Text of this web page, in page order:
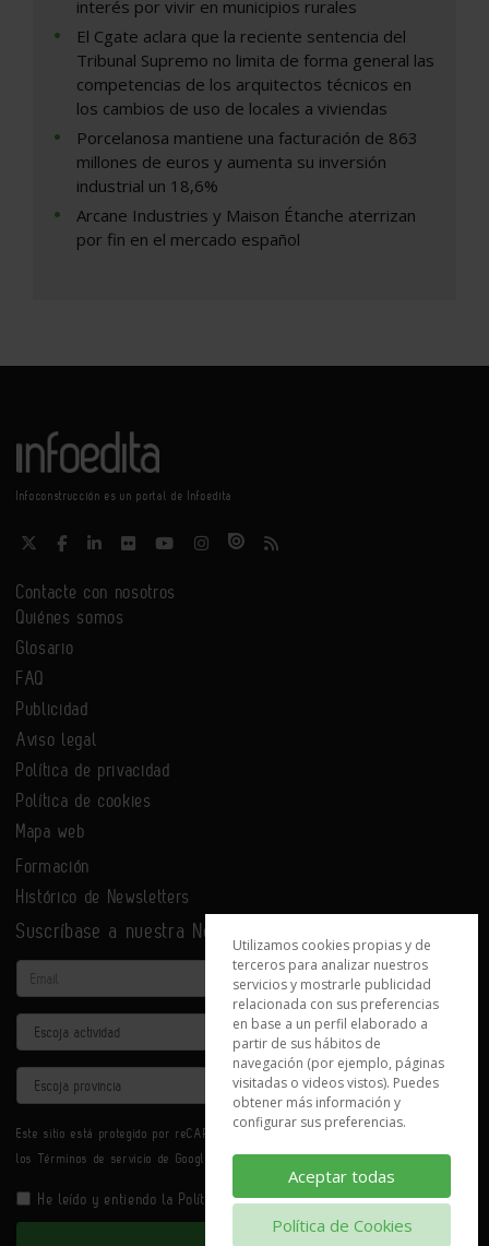
interés por vivir en municipios rurales
El Cgate aclara que la reciente sentencia del
Tribunal Supremo no limita de forma general las
competencias de los arquitectos técnicos en
los cambios de uso de locales a viviendas
Porcelanosa mantiene una facturación de 863
millones de euros y aumenta su inversión
industrial un 18,6%
Arcane Industries y Maison Étanche aterrizan
por fin en el mercado español
Infoconstrucción es un portal de Infoedita
Contacte con nosotros
Quiénes somos
Glosario
FAQ
Publicidad
Aviso legal
Política de privacidad
Política de cookies
Mapa web
Formación
Histórico de Newsletters
Suscríbase a nuestra Newsletter
Email
Actividad
Provincia
Este sitio está protegido por reCAPTCHA y se aplican la
los Términos de servicio de Google.
He leído y entiendo la Política de Privacidad
Utilizamos cookies propias y de
terceros para analizar nuestros
servicios y mostrarle publicidad
relacionada con sus preferencias
en base a un perfil elaborado a
partir de sus hábitos de
navegación (por ejemplo, páginas
visitadas o videos vistos). Puedes
obtener más información y
configurar sus preferencias.
Aceptar todas
Política de Cookies